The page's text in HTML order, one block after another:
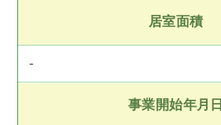
居室面積
-
事業開始年月日